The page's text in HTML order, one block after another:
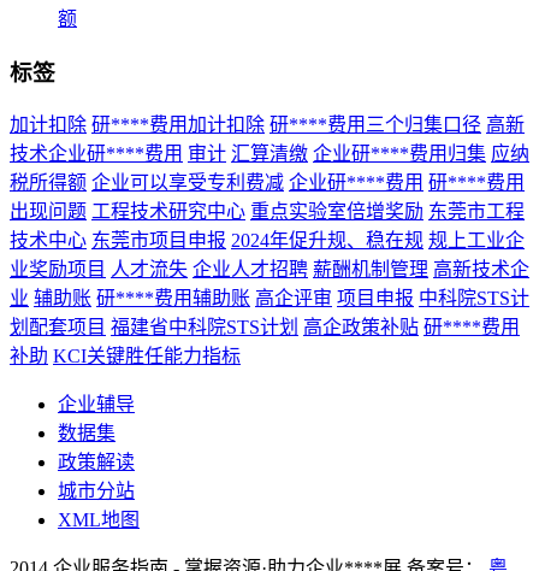
额
标签
加计扣除 研****费用加计扣除 研****费用三个归集口径 高新
技术企业研****费用 审计 汇算清缴 企业研****费用归集 应纳
税所得额 企业可以享受专利费减 企业研****费用 研****费用
出现问题 工程技术研究中心 重点实验室倍增奖励 东莞市工程
技术中心 东莞市项目申报 2024年促升规、稳在规 规上工业企
业奖励项目 人才流失 企业人才招聘 薪酬机制管理 高新技术企
业 辅助账 研****费用辅助账 高企评审 项目申报 中科院STS计
划配套项目 福建省中科院STS计划 高企政策补贴 研****费用
补助 KCI关键胜任能力指标
企业辅导
数据集
政策解读
城市分站
XML地图